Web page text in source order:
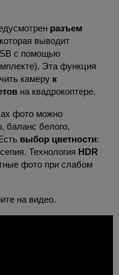
разъем
выводит
с помощью
Эта функция
камеру к
на квадрокоптере.
фото можно
баланс белого,
выбор цветности:
Технология HDR
фото при слабом
на видео.